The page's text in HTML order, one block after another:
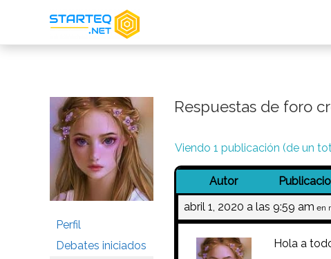
Perfil
Debates iniciados
Respuestas de foro
Viendo 1 publicación (de un
Autor
abril 1, 2020 a las 9:59 am en
Hola a